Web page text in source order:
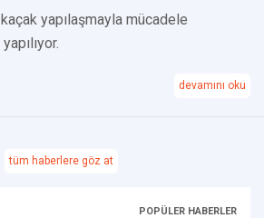
yapılaşmayla mücadele
devamını oku
tüm haberlere göz at
POPÜLER HABERLER